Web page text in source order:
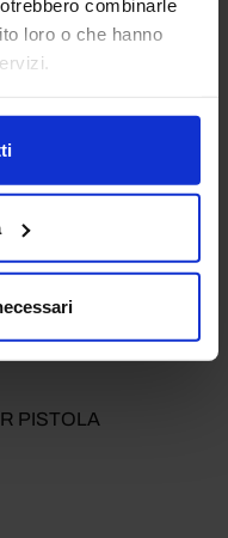
combinarle
loro o che hanno
SEGHETTI
PISTOLA